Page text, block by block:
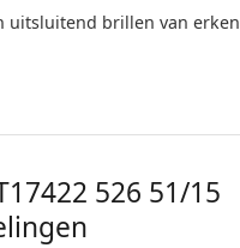
uitsluitend brillen van
526 51/15